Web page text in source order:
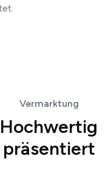
Vermarktung
Hochwertig
präsentiert